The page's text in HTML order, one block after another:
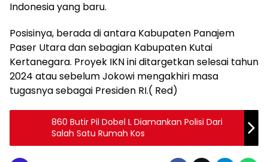
Indonesia yang baru.
Posisinya, berada di antara Kabupaten Panajem
Paser Utara dan sebagian Kabupaten Kutai
Kertanegara. Proyek IKN ini ditargetkan selesai tahun
2024 atau sebelum Jokowi mengakhiri masa
tugasnya sebagai Presiden RI.( Red)
860 Butir Pil Dobel L Diamankan Polisi Dari
Salah Satu Rumah Kos